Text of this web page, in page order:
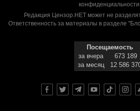
конфиденциальности
Редакция Цензор.НЕТ может не
Ответственность за материалы в разделе
Посещаемость
за вчера
673 189
за месяц
12 586